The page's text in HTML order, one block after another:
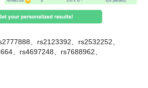
、rs2123392、rs2532252、
、rs4697248、rs7688962、